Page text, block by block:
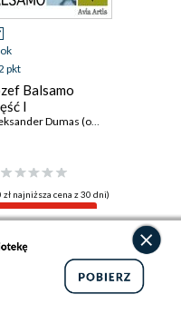
pkt
Balsamo
I
Aleksander Dumas (ojciec)
zł najniższa cena z 30 dni)
2.86 zł
3.49zł